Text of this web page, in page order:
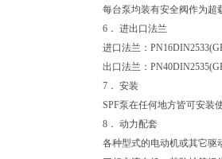
每台泵均装有安全阀作为超载
6． 进出口法兰
进口法兰：
出口法兰：
7． 安装
SPF泵在任何地方皆可安装使
8． 动力配套
各种型式的电动机或其它驱动